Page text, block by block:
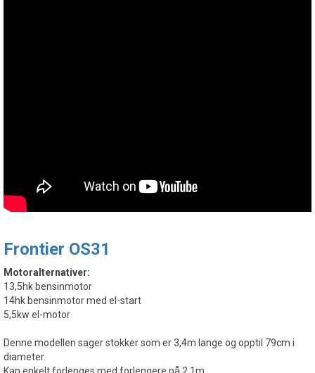
Frontier OS31
Motoralternativer:
13,5hk bensinmotor
14hk bensinmotor med el-start
5,5kw el-motor
Denne modellen sager stokker som er 3,4m lange og opptil 79cm i
diameter.